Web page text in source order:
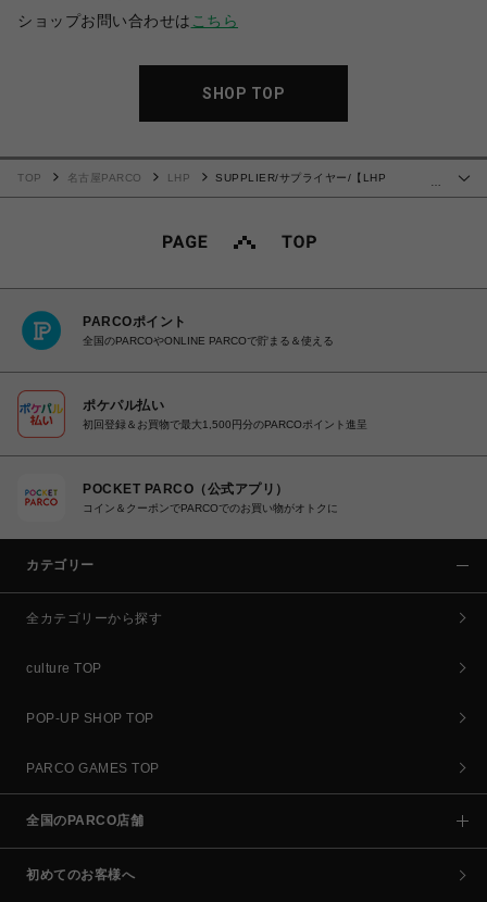
ショップお問い合わせは こちら
SHOP TOP
…
TOP 名古屋PARCO LHP
SUPPLIER/サプライヤー/【LHP
PARCOポイント
全国のPARCOやONLINE PARCOで貯まる＆使える
ポケパル払い
初回登録＆お買物で最大1,500円分のPARCOポイント進呈
POCKET PARCO（公式アプリ）
コイン＆クーポンでPARCOでのお買い物がオトクに
カテゴリー
全カテゴリーから探す
culture TOP
POP-UP SHOP TOP
PARCO GAMES TOP
全国のPARCO店舗
初めてのお客様へ